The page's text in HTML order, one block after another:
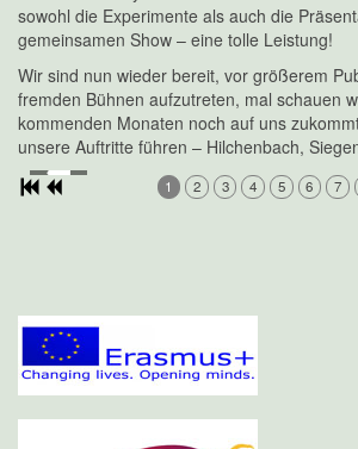
sowohl die Experimente als auch die
gemeinsamen Show – eine tolle Leistung!
Wir sind nun wieder bereit, vor größerem
fremden Bühnen aufzutreten, mal schauen
kommenden Monaten noch auf uns
unsere Auftritte führen – Hilchenbach,
1 2 3 4 5 6 7